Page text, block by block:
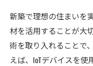
新築で理想の住まいを
材を活用することが大
術を取り入れることで
えば、IoTデバイスを